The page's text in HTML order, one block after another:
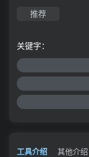
推荐
关键字：
工具介绍 其他介绍